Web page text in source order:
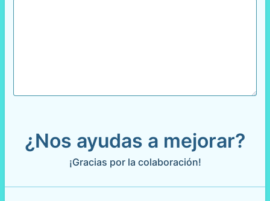
¿Nos ayudas a mejorar?
¡Gracias por la colaboración!